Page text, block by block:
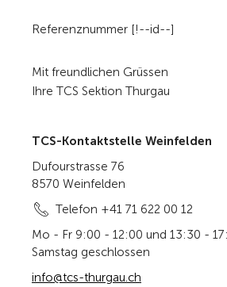
Referenznummer [!--id--]
Mit freundlichen Grüssen
Ihre TCS Sektion Thurgau
TCS-Kontaktstelle Weinfelden
Dufourstrasse 76
8570 Weinfelden
Telefon +41 71 622 00 12
Mo - Fr 9:00 - 12:00 und 13:30 -
Samstag geschlossen
info@tcs-thurgau.ch